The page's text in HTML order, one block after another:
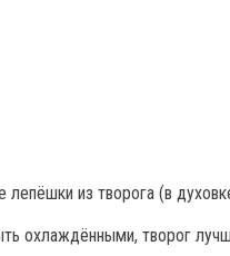
охлаждёнными, творог